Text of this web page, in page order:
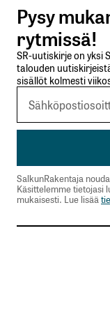
Lähetä
Pysy
rytmissä!
SR-uutiskirje on yksi
talouden
sisällöt kolmesti
SalkunRakentaja
Käsittelemme tietojasi
mukaisesti. Lue lisää